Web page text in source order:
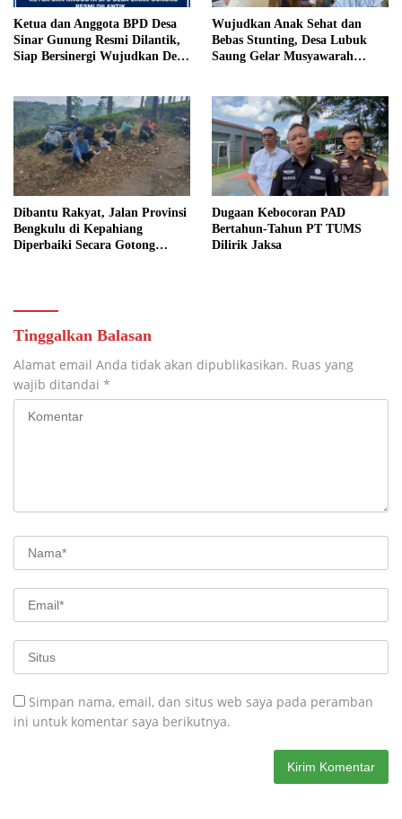
Ketua dan Anggota BPD Desa
Sinar Gunung Resmi Dilantik,
Siap Bersinergi Wujudkan Desa
Wujudkan Anak Sehat dan
Bebas Stunting, Desa Lubuk
Saung Gelar Musyawarah
Dibantu Rakyat, Jalan Provinsi
Bengkulu di Kepahiang
Diperbaiki Secara Gotong
Dugaan Kebocoran PAD
Bertahun-Tahun PT TUMS
Dilirik Jaksa
Tinggalkan Balasan
Alamat email Anda tidak akan dipublikasikan. Ruas yang
wajib ditandai *
Simpan nama, email, dan situs web saya pada peramban
ini untuk komentar saya berikutnya.